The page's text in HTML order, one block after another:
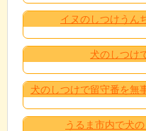
イヌのしつけうん
犬のしつけ
犬のしつけで留守番を無
うるま市内で犬